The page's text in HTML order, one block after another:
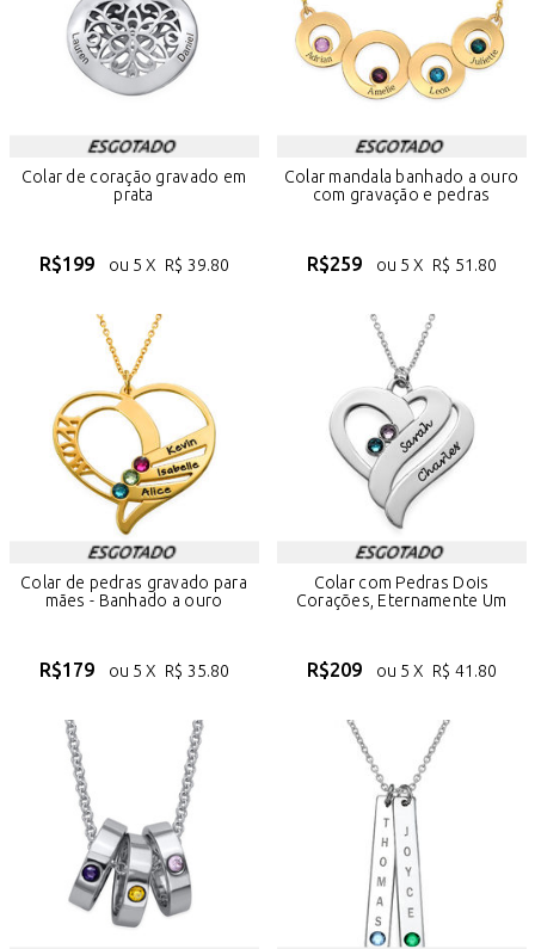
Colar de coração gravado em
prata
R$199 ou 5 X R$ 39.80
Colar mandala banhado a ouro
com gravação e pedras
R$259 ou 5 X R$ 51.80
Colar de pedras gravado para
mães - Banhado a ouro
R$179 ou 5 X R$ 35.80
Colar com Pedras Dois
Corações, Eternamente Um
R$209 ou 5 X R$ 41.80